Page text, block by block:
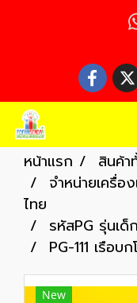
หน้าแรก
สินค้
จำหน่ายเครื่อ
ไทย
รหัสPG รุ่นเ
PG-111 เรือ
New